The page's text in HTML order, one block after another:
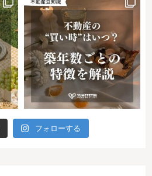
フォローする